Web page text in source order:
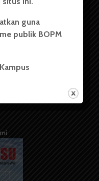
guna
publik BOPM